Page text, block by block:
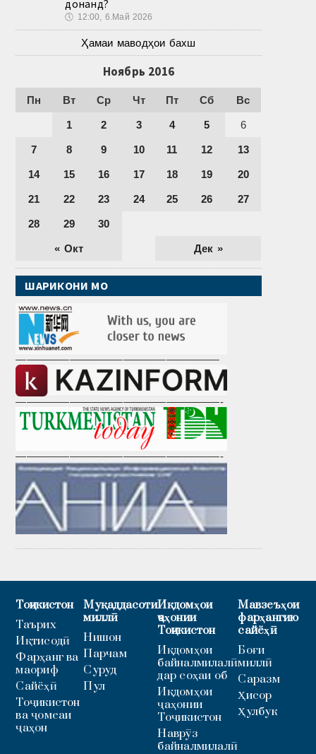
донанд?
🕔 12:00, 6.Май 2026
Ҳамаи маводҳои бахш
Ноябрь 2016
Пн Вт Ср Чт Пт Сб Вс
« Окт Дек »
1 2 3 4 5 6
7 8 9 10 11 12 13
14 15 16 17 18 19 20
21 22 23 24 25 26 27
28 29 30
ШАРИКОНИ МО
———————————————————
———————————————————-
———————————————————-
Тоҷикистон
Таърих
Иқтисодӣ
Фарҳанг ва
маориф
Сайёҳӣ
Тоҷикистон
ва ҷомеаи
ҷаҳон
Муқаддасоти
миллӣ
Нишон
Парчам
Суруд
Пул
Иқдомҳои
ҷаҳонии
Тоҷикистон
Иқдомҳои
байналмилалӣ
дар соҳаи об
Иқдомҳои
ҷаҳонии
Тоҷикистон
Наврӯз
байналмилалӣ
Мавзеъҳои
фарҳангию
сайёҳӣ
Боғи
миллӣ
Саразм
Ҳисор
Ҳулбук